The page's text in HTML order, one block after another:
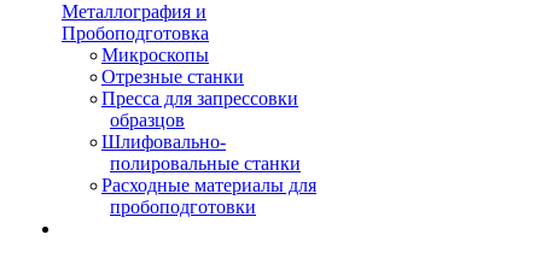
Металлография и
Пробоподготовка
Микроскопы
Отрезные станки
Пресса для запрессовки
образцов
Шлифовально-
полировальные станки
Расходные материалы для
пробоподготовки